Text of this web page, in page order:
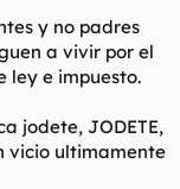
y no padres
a vivir por el
ley e impuesto.
jodete, JODETE,
vicio ultimamente